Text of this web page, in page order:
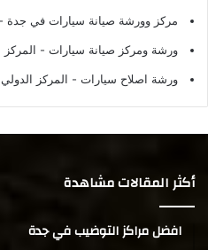
مركز وورشة صيانة سيارات في جدة
ورشة ومركز صيانة سيارات -
ورشة اصلاح سيارات - المركز
أكثر المقالات مشاهدة
افضل مراكز التوضيب في جدة